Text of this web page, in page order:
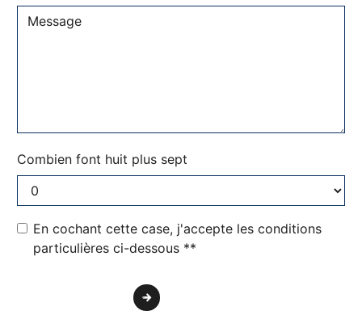
Combien font huit plus sept
En cochant cette case, j'accepte les conditions
particulières ci-dessous **